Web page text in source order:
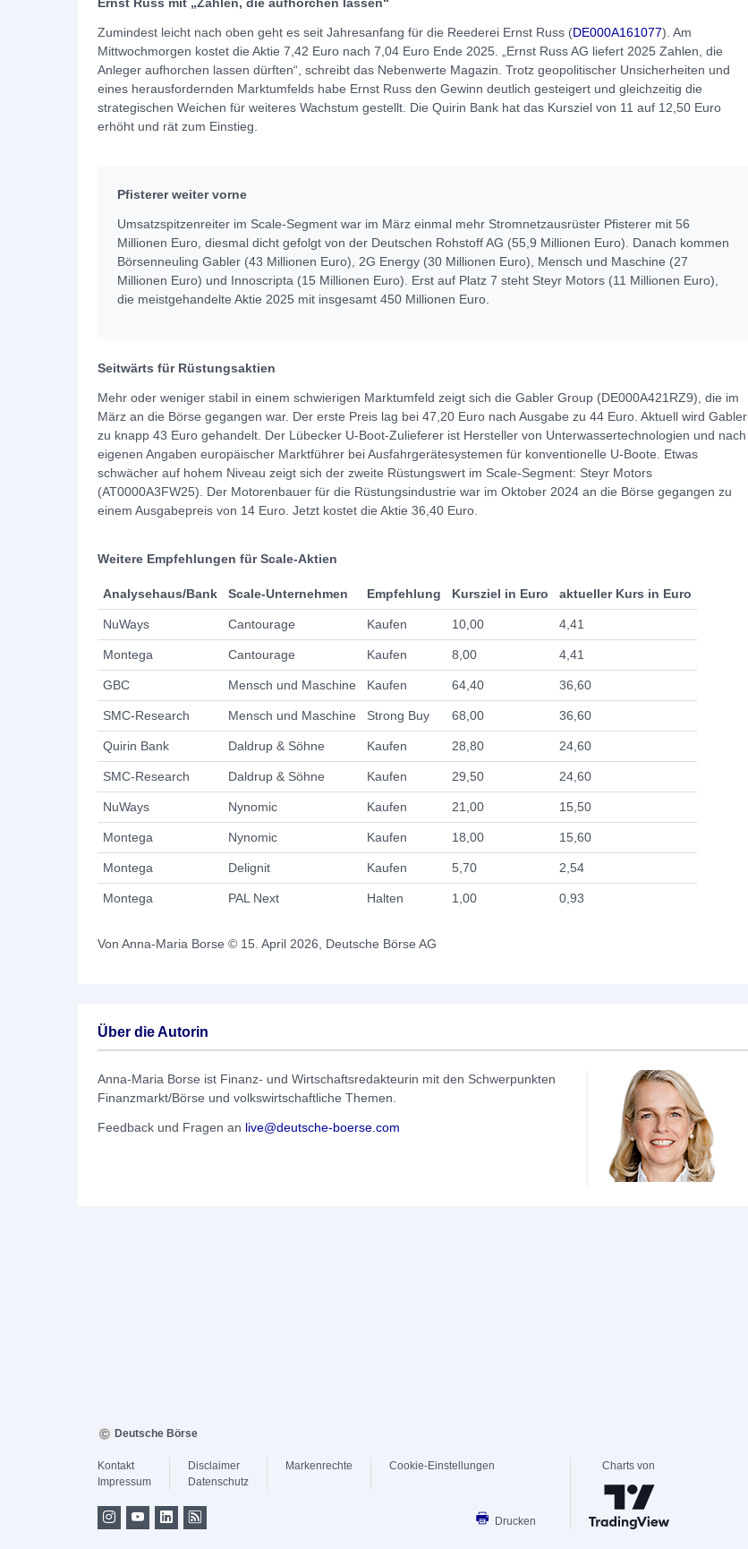
Zumindest leicht nach oben geht es seit Jahresanfang für die Reederei Ernst Russ (DE000A161077). Am
Mittwochmorgen kostet die Aktie 7,42 Euro nach 7,04 Euro Ende 2025. „Ernst Russ AG liefert 2025 Zahlen, die
Anleger aufhorchen lassen dürften“, schreibt das Nebenwerte Magazin. Trotz geopolitischer Unsicherheiten und
eines herausfordernden Marktumfelds habe Ernst Russ den Gewinn deutlich gesteigert und gleichzeitig die
strategischen Weichen für weiteres Wachstum gestellt. Die Quirin Bank hat das Kursziel von 11 auf 12,50 Euro
erhöht und rät zum Einstieg.
Pfisterer weiter vorne
Umsatzspitzenreiter im Scale-Segment war im März einmal mehr Stromnetzausrüster Pfisterer mit 56
Millionen Euro, diesmal dicht gefolgt von der Deutschen Rohstoff AG (55,9 Millionen Euro). Danach kommen
Börsenneuling Gabler (43 Millionen Euro), 2G Energy (30 Millionen Euro), Mensch und Maschine (27
Millionen Euro) und Innoscripta (15 Millionen Euro). Erst auf Platz 7 steht Steyr Motors (11 Millionen Euro),
die meistgehandelte Aktie 2025 mit insgesamt 450 Millionen Euro.
Seitwärts für Rüstungsaktien
Mehr oder weniger stabil in einem schwierigen Marktumfeld zeigt sich die Gabler Group (DE000A421RZ9), die im
März an die Börse gegangen war. Der erste Preis lag bei 47,20 Euro nach Ausgabe zu 44 Euro. Aktuell wird Gabler
zu knapp 43 Euro gehandelt. Der Lübecker U-Boot-Zulieferer ist Hersteller von Unterwassertechnologien und nach
eigenen Angaben europäischer Marktführer bei Ausfahrgerätesystemen für konventionelle U-Boote. Etwas
schwächer auf hohem Niveau zeigt sich der zweite Rüstungswert im Scale-Segment: Steyr Motors
(AT0000A3FW25). Der Motorenbauer für die Rüstungsindustrie war im Oktober 2024 an die Börse gegangen zu
einem Ausgabepreis von 14 Euro. Jetzt kostet die Aktie 36,40 Euro.
Weitere Empfehlungen für Scale-Aktien
Analysehaus/Bank Scale-Unternehmen Empfehlung Kursziel in Euro aktueller Kurs in Euro
NuWays Cantourage Kaufen 10,00 4,41
Montega Cantourage Kaufen 8,00 4,41
GBC Mensch und Maschine Kaufen 64,40 36,60
SMC-Research Mensch und Maschine Strong Buy 68,00 36,60
Quirin Bank Daldrup & Söhne Kaufen 28,80 24,60
SMC-Research Daldrup & Söhne Kaufen 29,50 24,60
NuWays Nynomic Kaufen 21,00 15,50
Montega Nynomic Kaufen 18,00 15,60
Montega Delignit Kaufen 5,70 2,54
Montega PAL Next Halten 1,00 0,93
Von Anna-Maria Borse © 15. April 2026, Deutsche Börse AG
Über die Autorin
Anna-Maria Borse ist Finanz- und Wirtschaftsredakteurin mit den Schwerpunkten
Finanzmarkt/Börse und volkswirtschaftliche Themen.
Feedback und Fragen an live@deutsche-boerse.com
Deutsche Börse
Kontakt
Impressum
Disclaimer
Datenschutz
Markenrechte Cookie-Einstellungen
Drucken
Charts von